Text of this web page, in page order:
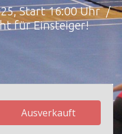
Start 16:00 Uhr /
für Einsteiger!
Ausverkauft